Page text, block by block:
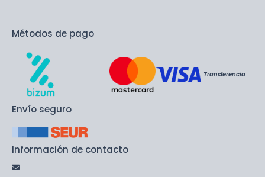
Métodos de pago
Transferencia
Envío seguro
Información de contacto